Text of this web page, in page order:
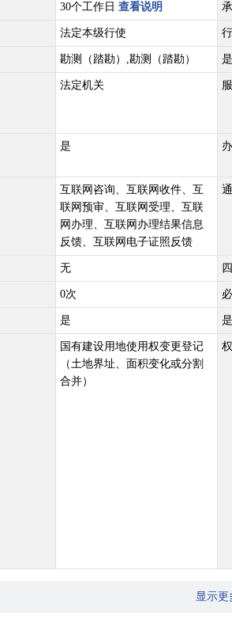
30个工作日 查看说明
法定本级行使
勘测（踏勘）,勘测（踏勘）
法定机关
是
互联网咨询、互联网收件、互
联网预审、互联网受理、互联
网办理、互联网办理结果信息
反馈、互联网电子证照反馈
无
0次
是
国有建设用地使用权变更登记
（土地界址、面积变化或分割
合并）
显示更